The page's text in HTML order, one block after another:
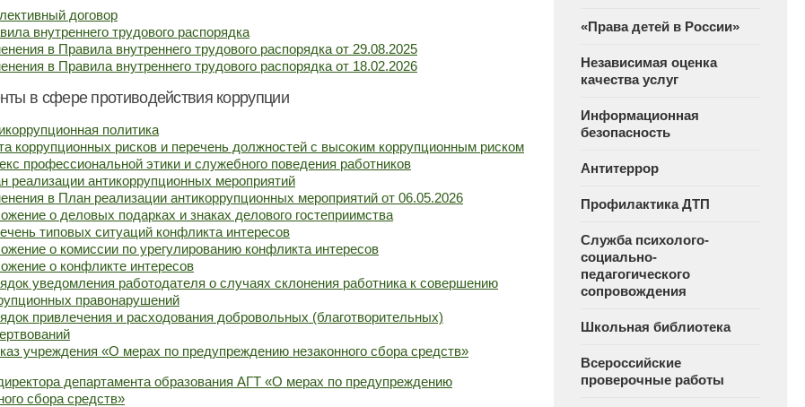
договор
внутреннего трудового распорядка
в Правила внутреннего трудового распорядка от 29.08.2025
в Правила внутреннего трудового распорядка от 18.02.2026
в сфере противодействия коррупции
политика
коррупционных рисков и перечень должностей с высоким коррупционным риском
профессиональной этики и служебного поведения работников
реализации антикоррупционных мероприятий
в План реализации антикоррупционных мероприятий от 06.05.2026
о деловых подарках и знаках делового гостеприимства
типовых ситуаций конфликта интересов
о комиссии по урегулированию конфликта интересов
о конфликте интересов
уведомления работодателя о случаях склонения работника к совершению
правонарушений
привлечения и расходования добровольных (благотворительных)
учреждения «О мерах по предупреждению незаконного сбора средств»
департамента образования АГТ «О мерах по предупреждению
сбора средств»
«Права детей в России»
Независимая оценка
качества услуг
Информационная
безопасность
Антитеррор
Профилактика ДТП
Служба психолого-
социально-
педагогического
сопровождения
Школьная библиотека
Всероссийские
проверочные работы